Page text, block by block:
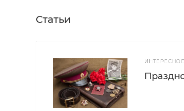
Статьи
ИНТЕРЕСНОЕ